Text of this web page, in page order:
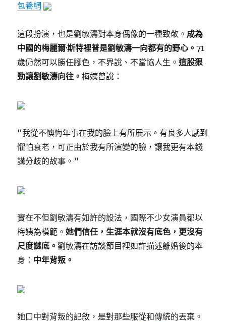
包養網
這段扮演，也是劉敏濤對本身偶像的一種致敬。 成為
中國的梅麗爾·斯特裡普是劉敏濤一向都有的野心。71
歲仍然可以勝任腳色，不界說、不當協人生。這股狠
勁讓劉敏濤向往。梅姨曾說：
“我從不懊悔年事在我的臉上有所展示。有良多人感到
懼怕衰老，可正由於我有所演變的臉，讓我更有本錢
講分歧的故事。”
實在不但劉敏濤有如許的設法，國際不少女演員都以
梅姨為模範。她們信任，生涯本就沒有底色，更沒有
尺度謎底。劉敏濤在訪談節目裡如許描述離婚後的本
身： 中年背叛。
她口中對背叛的記敘，是對那些服從和傳統的丟棄。